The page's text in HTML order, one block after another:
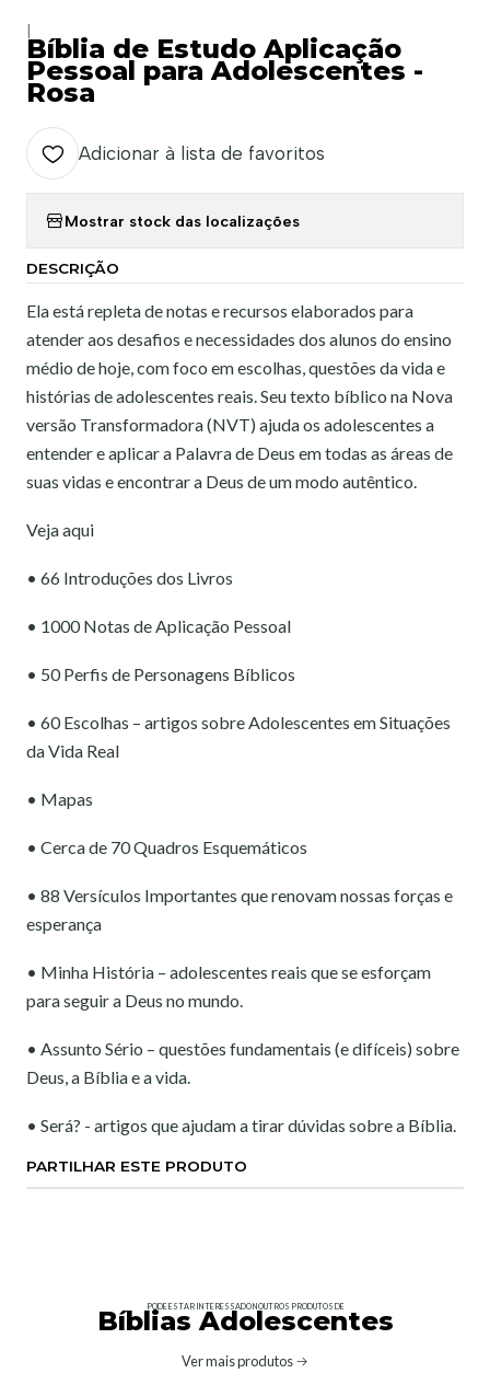
Bíblia de Estudo Aplicação
Pessoal para Adolescentes -
Rosa
Adicionar à lista de favoritos
Mostrar stock das localizações
DESCRIÇÃO
Ela está repleta de notas e recursos elaborados para
atender aos desafios e necessidades dos alunos do ensino
médio de hoje, com foco em escolhas, questões da vida e
histórias de adolescentes reais. Seu texto bíblico na Nova
versão Transformadora (NVT) ajuda os adolescentes a
entender e aplicar a Palavra de Deus em todas as áreas de
suas vidas e encontrar a Deus de um modo autêntico.
Veja aqui
• 66 Introduções dos Livros
• 1000 Notas de Aplicação Pessoal
• 50 Perfis de Personagens Bíblicos
• 60 Escolhas – artigos sobre Adolescentes em Situações
da Vida Real
• Mapas
• Cerca de 70 Quadros Esquemáticos
• 88 Versículos Importantes que renovam nossas forças e
esperança
• Minha História – adolescentes reais que se esforçam
para seguir a Deus no mundo.
• Assunto Sério – questões fundamentais (e difíceis) sobre
Deus, a Bíblia e a vida.
• Será? - artigos que ajudam a tirar dúvidas sobre a Bíblia.
PARTILHAR ESTE PRODUTO
PODE ESTAR INTERESSADO NOUTROS PRODUTOS DE
Bíblias Adolescentes
Ver mais produtos